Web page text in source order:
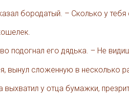
бородатый. – Сколько у тебя
подогнал его дядька. – Не
вынул сложенную в несколько
у отца бумажки,